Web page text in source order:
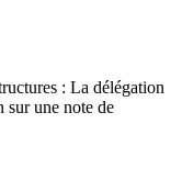
: La délégation
sur une note de